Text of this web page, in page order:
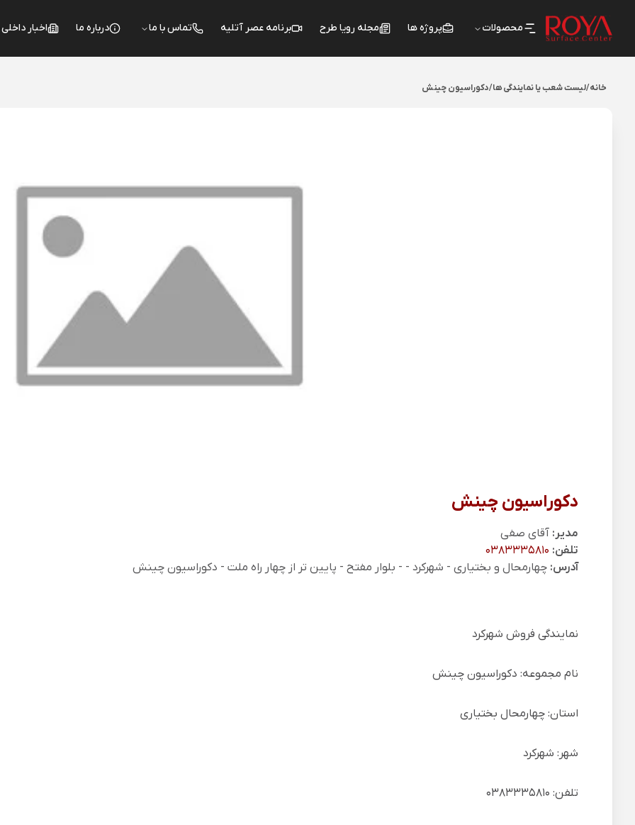
محصولات پروژه ها مجله رویا طرح برنامه عصر آتلیه تماس با ما درباره ما اخبار
خانه/لیست شعب یا نمایندگی ها/دکوراسیون چینش
دکوراسیون چینش
مدیر: آقای صفی
تلفن: 0383335810
آدرس: چهارمحال و بختیاری - شهرکرد - - بلوار مفتح - پایین تر از چهار راه ملت - دکوراسیون چینش
نمایندگی فروش شهرکرد
نام مجموعه: دکوراسیون چینش
استان: چهارمحال بختیاری
شهر: شهرکرد
تلفن: 0383335810